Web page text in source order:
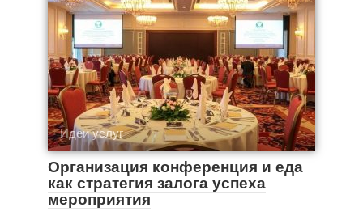
Идеи услуг
Организация конференция и еда
как стратегия залога успеха
мероприятия